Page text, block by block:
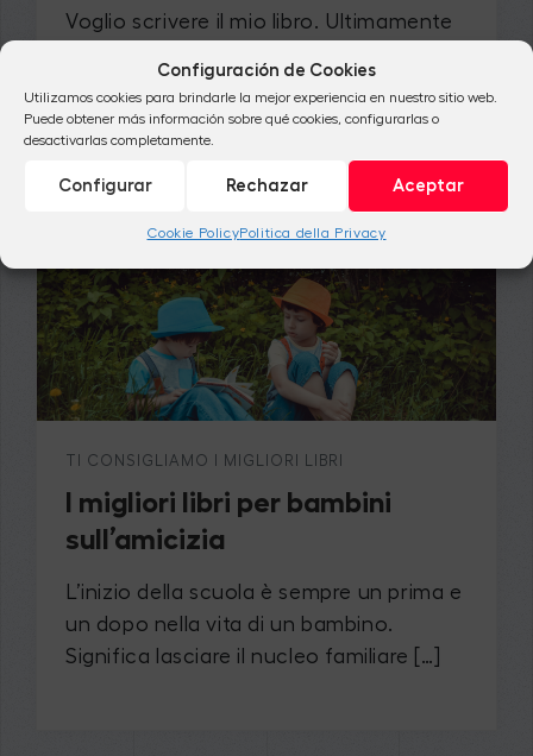
Configuración de Cookies
Utilizamos cookies para brindarle la mejor experiencia en nuestro sitio web.
Puede obtener más información sobre qué cookies, configurarlas o
desactivarlas completamente.
Aceptar
Rechazar
Configurar
Cookie PolicyPolitica della Privacy
Voglio scrivere il mio libro. Ultimamente
Sei un grande lettore e hai deciso […]
TI CONSIGLIAMO I MIGLIORI LIBRI
I migliori libri per bambini
sull’amicizia
L’inizio della scuola è sempre un prima e
un dopo nella vita di un bambino.
Significa lasciare il nucleo familiare […]